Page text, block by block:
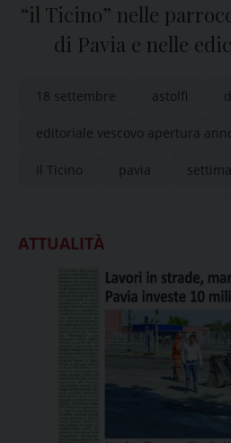
“il Ticino” nelle
di Pavia e nelle
18 settembre astolfi
editoriale vescovo apertura
Il Ticino pavia
ATTUALITÀ